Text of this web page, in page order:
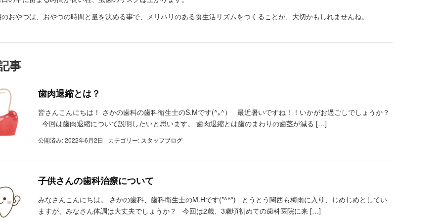
おやつは、おやつの時間と量を決める事で、メリハリのある食生活リズムをつくることが、大切かもしれませんね。
事
歯肉退縮とは？
皆さんこんにちは！ さかの歯科の歯科衛生士のS.Mです(^｡^） 最近暑いですね！！いかがお過ごしでしょうか？
今回は歯肉退縮について説明したいと思います。 歯肉退縮とは歯のまわりの歯茎が減る […]
公開済み: 2022年6月2日 カテゴリー: スタッフブログ
子供さんの歯科治療について
みなさんこんにちは。 さかの歯科、歯科衛生士のM.Hです(*^^*) とうとう関西も梅雨に入り、じめじめとしてい
ますが、みなさん体調は大丈夫でしょうか？ 今回は2歳、3歳頃初めての歯科医院に来 […]